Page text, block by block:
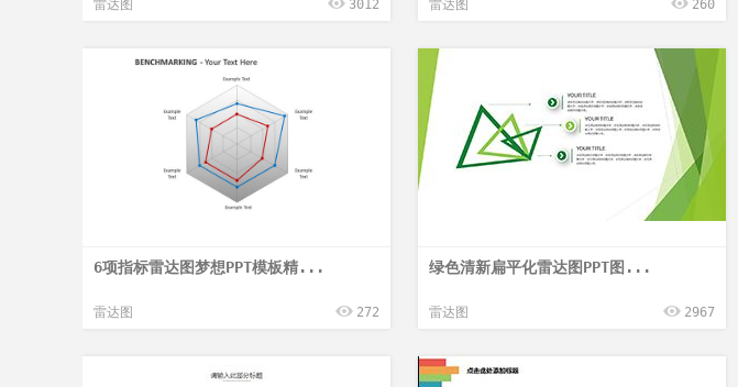
雷达图 3012 雷达图 260
6项指标雷达图梦想PPT模板精...
雷达图 272
绿色清新扁平化雷达图PPT图...
雷达图 2967